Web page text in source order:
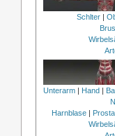
Schlter|
Unterarm | Hand |
Harnblase|